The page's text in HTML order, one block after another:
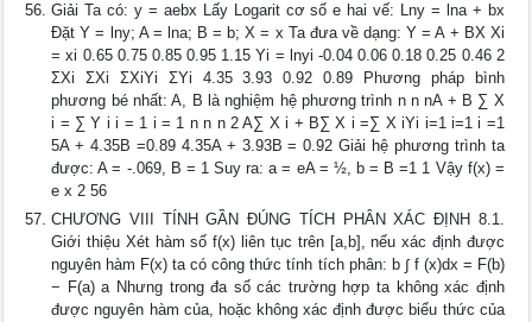
Giải Ta có: y = aebx Lấy Logarit cơ số e hai vế: Lny = lna + bx
Đặt Y = lny; A = lna; B = b; X = x Ta đưa về dạng: Y = A + BX Xi
= xi 0.65 0.75 0.85 0.95 1.15 Yi = lnyi -0.04 0.06 0.18 0.25 0.46 2
ΣXi ΣXi ΣXiYi ΣYi 4.35 3.93 0.92 0.89 Phương pháp bình
phương bé nhất: A, B là nghiệm hệ phương trình n n nA + B ∑ X
i = ∑ Y i i = 1 i = 1 n n n 2 A∑ X i + B∑ X i =∑ X iYi i=1 i=1 i =1
5A + 4.35B =0.89 4.35A + 3.93B = 0.92 Giải hệ phương trình ta
được: A = -.069, B = 1 Suy ra: a = eA = ½, b = B =1 1 Vậy f(x) =
e x 2 56
CHƯƠNG VIII TÍNH GẦN ĐÚNG TÍCH PHÂN XÁC ĐỊNH 8.1.
Giới thiệu Xét hàm số f(x) liên tục trên [a,b], nếu xác định được
nguyên hàm F(x) ta có công thức tính tích phân: b ∫ f (x)dx = F(b)
− F(a) a Nhưng trong đa số các trường hợp ta không xác định
được nguyên hàm của, hoặc không xác định được biểu thức của